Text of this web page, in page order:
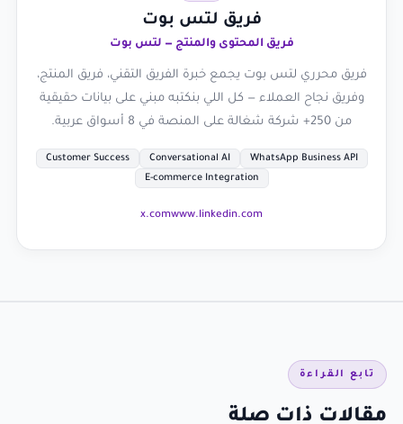
فريق لتس بوت
فريق المحتوى والمنتج — لتس بوت
فريق محرري لتس بوت يجمع خبرة الفريق التقني، فريق المنتج،
وفريق نجاح العملاء — كل اللي بنكتبه مبني على بيانات حقيقية
من 250+ شركة شغالة على المنصة في 8 أسواق عربية.
WhatsApp Business API
Conversational AI
Customer Success
E-commerce Integration
www.linkedin.com
x.com
تابع القراءة
مقالات ذات صلة